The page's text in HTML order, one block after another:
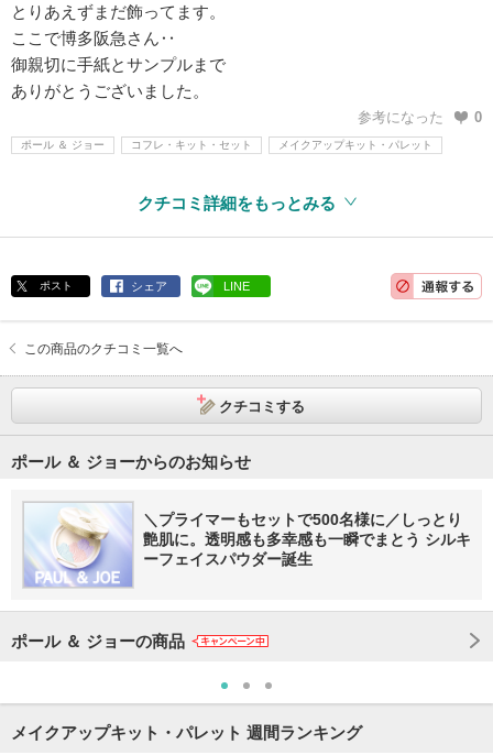
とりあえずまだ飾ってます。
ここで博多阪急さん‥
御親切に手紙とサンプルまで
ありがとうございました。
参考になった 0
ポール ＆ ジョー コフレ・キット・セット メイクアップキット・パレット
クチコミ詳細をもっとみる
ポスト シェア LINE
この商品のクチコミ一覧へ
クチコミする
ポール ＆ ジョーからのお知らせ
＼プライマーもセットで500名様に／しっとり
艶肌に。透明感も多幸感も一瞬でまとう シルキ
ーフェイスパウダー誕生
ポール ＆ ジョーの商品
メイクアップキット・パレット 週間ランキング